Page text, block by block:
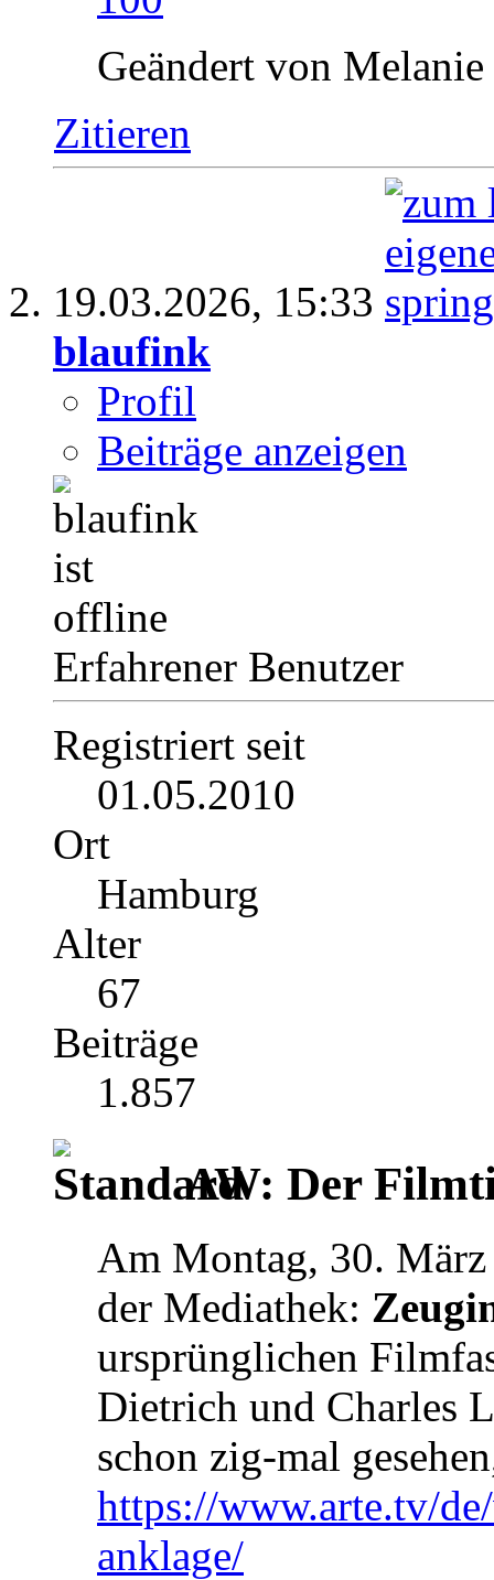
Geändert von
Zitieren
19.03.2026, 15:33
blaufink
Profil
Beiträge anzeigen
Erfahrener Benutzer
Registriert seit
01.05.2010
Ort
Hamburg
Alter
67
Beiträge
1.857
AW: Der
Am Montag, 30.
der Mediathek:
ursprünglichen
Dietrich und Charles
schon zig-mal
https://www.arte.tv/
anklage/